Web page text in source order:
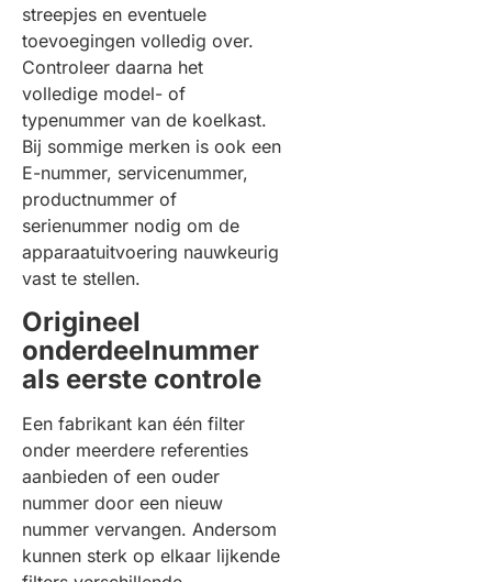
streepjes en eventuele
toevoegingen volledig over.
Controleer daarna het
volledige model- of
typenummer van de koelkast.
Bij sommige merken is ook een
E-nummer, servicenummer,
productnummer of
serienummer nodig om de
apparaatuitvoering nauwkeurig
vast te stellen.
Origineel
onderdeelnummer
als eerste controle
Een fabrikant kan één filter
onder meerdere referenties
aanbieden of een ouder
nummer door een nieuw
nummer vervangen. Andersom
kunnen sterk op elkaar lijkende